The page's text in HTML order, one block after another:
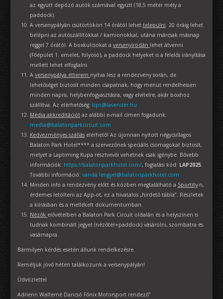
az együtt depózó autók számával együtt (18,5 méter mély a
paddock).
A versenypályán csütörtökön 14 órától lehet települni. 20 óráig lehet
belépni az autószállítókkal / kamionokkal, utána márcsak másnap
reggel 7 órától. A boxkulcsokat a versenyirodán lehet átvenni
(Főépület 1. emelet, folyosó), a paddock helyeket is a felelős irányítása
mellett lehet elfoglalni.
A versenypálya étterem nyitva lesz a rendezvény során, de
lehetőséget biztosít minden csapatnak, hogy menüt rendelhessen
minden napra, helybenfogyasztásra, vagy elvitelre, akár boxhoz
szállítva. Az elérhetőség: bpc@lavender.hu
Média akkreditációt az alábbi e-mail címen fogadunk:
media@balatonparkcircuit.com
Kedvezményes szállás elérhető! Az újonnan nyitott négycsillagos
Balaton Park Hotel**** a szervezőnek speciális csomagokat biztosít,
melyet a Laptiming Kupa résztvevői vehetnek csak igénybe. Bővebb
információk: https://balatonparkhotel.com/, foglalási kód: LAP2025.
További információ: vanda.lengyel@balatonparkhotel.com
Minden info a rendezvény előtt és közben megtalálható a Sportity-n,
érdemes letölteni az App-ot, ez a hivatalos „hirdető tábla”. Részletek
a kiírásban és a mellékelt dokumentumban.
Nézők elővételben a Balaton Park Circuit oldalán és a helyszínen is
tudnak kombinált jegyet (nézőtér+paddock) vásárolni, szombatra és
vasárnapra.
Bármilyen kérdés esetén állunk rendelkezésre.
Reméljük jövő héten találkozunk a versenypályán!
Üdvözlettel
Adrienn Walterné Dancsó Főnix Motorsport rendező”